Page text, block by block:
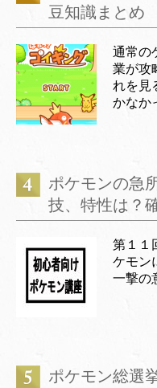
豆知識まとめ
通常の
業が攻
れを見
かなか
ポケモンの急
技、特性は？
第１１
ケモン
一撃の
ポケモン総選